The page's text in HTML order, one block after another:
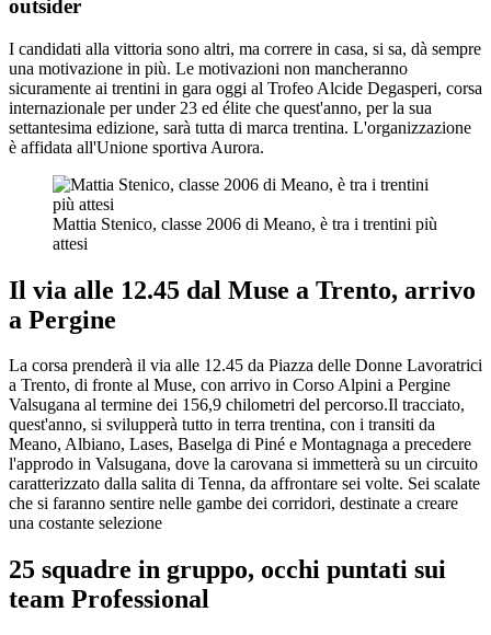
outsider
I candidati alla vittoria sono altri, ma correre in casa, si sa, dà sempre
una motivazione in più. Le motivazioni non mancheranno
sicuramente ai trentini in gara oggi al Trofeo Alcide Degasperi, corsa
internazionale per under 23 ed élite che quest'anno, per la sua
settantesima edizione, sarà tutta di marca trentina. L'organizzazione
è affidata all'Unione sportiva Aurora.
Mattia Stenico, classe 2006 di Meano, è tra i trentini più
attesi
Il via alle 12.45 dal Muse a Trento, arrivo
a Pergine
La corsa prenderà il via alle 12.45 da Piazza delle Donne Lavoratrici
a Trento, di fronte al Muse, con arrivo in Corso Alpini a Pergine
Valsugana al termine dei 156,9 chilometri del percorso.Il tracciato,
quest'anno, si svilupperà tutto in terra trentina, con i transiti da
Meano, Albiano, Lases, Baselga di Piné e Montagnaga a precedere
l'approdo in Valsugana, dove la carovana si immetterà su un circuito
caratterizzato dalla salita di Tenna, da affrontare sei volte. Sei scalate
che si faranno sentire nelle gambe dei corridori, destinate a creare
una costante selezione
25 squadre in gruppo, occhi puntati sui
team Professional